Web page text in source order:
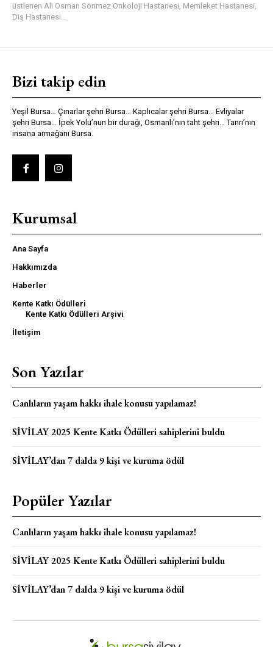
üstlenen Ali Osman Sönmez Onkoloji Hastanesi, Memleket Hastanesi,
Diş Hastanesi...
Bizi takip edin
Yeşil Bursa… Çınarlar şehri Bursa… Kaplıcalar şehri Bursa… Evliyalar
şehri Bursa… İpek Yolu’nun bir durağı, Osmanlı’nın taht şehri… Tanrı’nın
insana armağanı Bursa.
Kurumsal
Ana Sayfa
Hakkımızda
Haberler
Kente Katkı Ödülleri
Kente Katkı Ödülleri Arşivi
İletişim
Son Yazılar
Canlıların yaşam hakkı ihale konusu yapılamaz!
SİVİLAY 2025 Kente Katkı Ödülleri sahiplerini buldu
SİVİLAY’dan 7 dalda 9 kişi ve kuruma ödül
Popüler Yazılar
Canlıların yaşam hakkı ihale konusu yapılamaz!
SİVİLAY 2025 Kente Katkı Ödülleri sahiplerini buldu
SİVİLAY’dan 7 dalda 9 kişi ve kuruma ödül